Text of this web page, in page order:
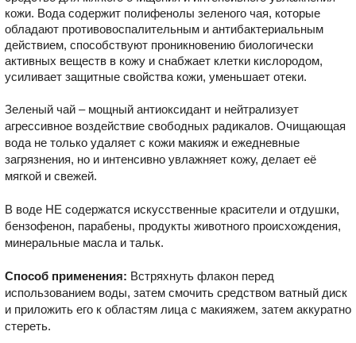
кожи. Вода содержит полифенолы зеленого чая, которые
обладают противовоспалительным и антибактериальным
действием, способствуют проникновению биологически
активных веществ в кожу и снабжает клетки кислородом,
усиливает защитные свойства кожи, уменьшает отеки.
Зеленый чай – мощный антиоксидант и нейтрализует
агрессивное воздействие свободных радикалов. Очищающая
вода не только удаляет с кожи макияж и ежедневные
загрязнения, но и интенсивно увлажняет кожу, делает её
мягкой и свежей.
В воде НЕ содержатся искусственные красители и отдушки,
бензофенон, парабены, продукты животного происхождения,
минеральные масла и тальк.
Способ применения: Встряхнуть флакон перед
использованием воды, затем смочить средством ватный диск
и приложить его к областям лица с макияжем, затем аккуратно
стереть.